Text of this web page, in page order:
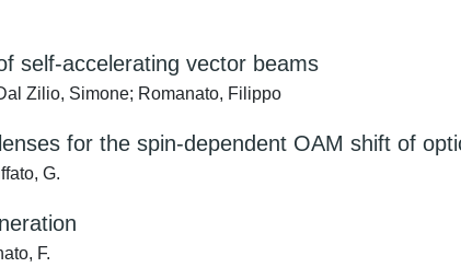
self-accelerating vector beams
Zilio, Simone; Romanato, Filippo
for the spin-dependent OAM shift of
G.
F.